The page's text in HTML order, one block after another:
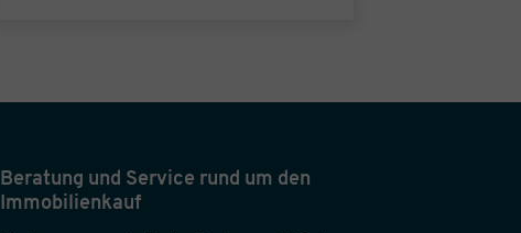
Beratung und Service rund um den
Immobilienkauf